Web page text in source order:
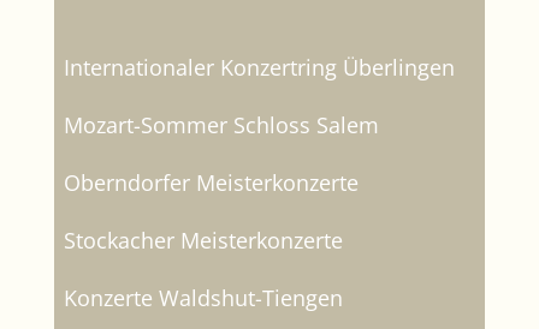
Internationaler Konzertring Überlingen
Mozart-Sommer Schloss Salem
Oberndorfer Meisterkonzerte
Stockacher Meisterkonzerte
Konzerte Waldshut-Tiengen